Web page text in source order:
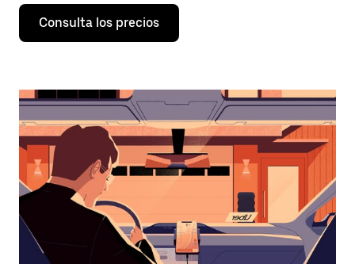
Pulsa
flecha
abrir
calendario
seleccionar
una
fecha.
Pulsa
el
botón
escape
Consulta los precios